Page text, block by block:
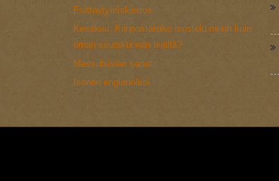
Esittäytymiskierros
Kesäkuu: Kiinnostaisiko isostelu muun kuin
oman seurakunnan leirillä?
Messubiisien sanat
Isonen englanniksi